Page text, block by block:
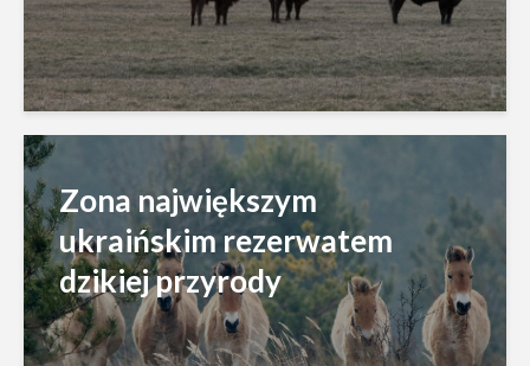
Zona największym
ukraińskim rezerwatem
dzikiej przyrody